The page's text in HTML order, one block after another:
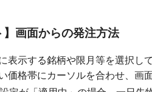
】画面からの発注方法
表示する銘柄や限月等を選択し
価格帯にカーソルを合わせ、画